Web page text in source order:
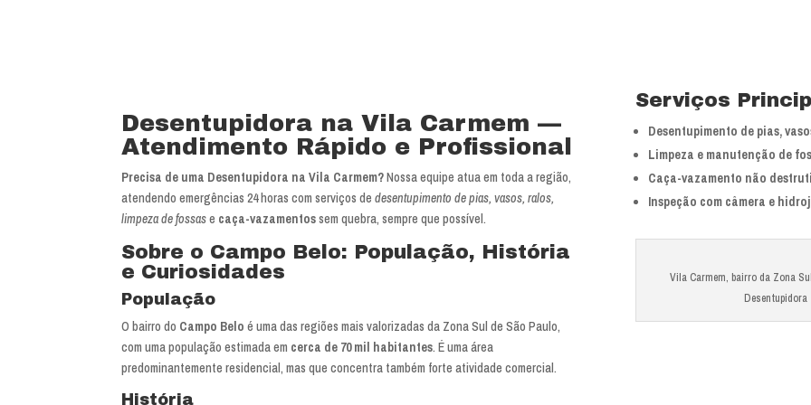
Desentupidora na Vila Carmem —
Atendimento Rápido e Profissional
Precisa de uma Desentupidora na Vila Carmem?Nossa equipe atua em toda a região,
atendendo emergências 24 horas com serviços dedesentupimento de pias, vasos, ralos,
limpeza de fossase caça-vazamentossem quebra, sempre que possível.
Sobre o Campo Belo: População, História
e Curiosidades
População
O bairro do Campo Belo é uma das regiões mais valorizadas da Zona Sul de São Paulo,
com uma população estimada em cerca de 70 mil habitantes. É uma área
predominantemente residencial, mas que concentra também forte atividade comercial.
História
Serviços
Desentupimento de pias,
Limpeza e manutenção de
Caça-vazamento não
Inspeção com câmera e
Vila Carmem, bairro da Zona
Desentupidora